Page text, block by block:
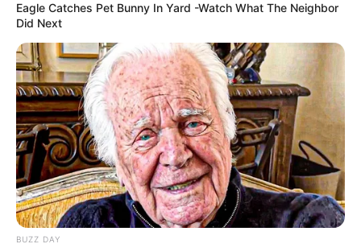
Eagle Catches Pet Bunny In Yard -Watch What The Neighbor
Did Next
BUZZ DAY